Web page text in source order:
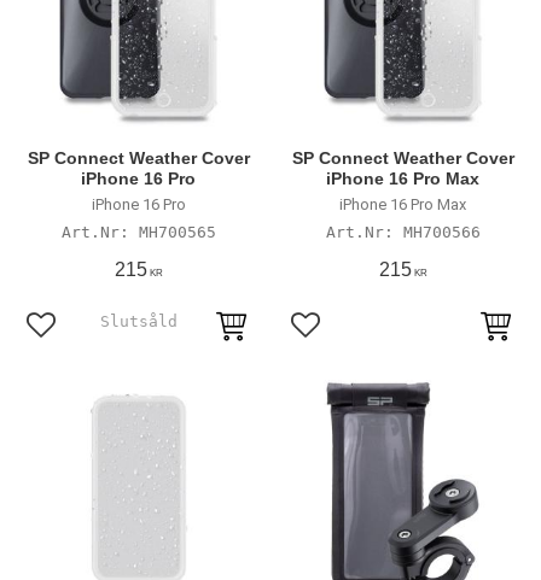
SP Connect Weather Cover
iPhone 16 Pro
iPhone 16 Pro
MH700565
215KR
Lägg till i favoriter
SP Connect Weather Cover
iPhone 16 Pro Max
iPhone 16 Pro Max
MH700566
215KR
Lägg till i favoriter